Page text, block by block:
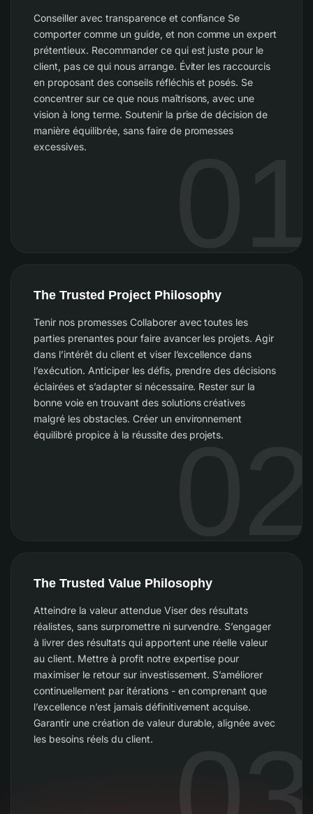
Conseiller avec transparence et confiance Se
comporter comme un guide, et non comme un expert
prétentieux. Recommander ce qui est juste pour le
client, pas ce qui nous arrange. Éviter les raccourcis
en proposant des conseils réfléchis et posés. Se
concentrer sur ce que nous maîtrisons, avec une
vision à long terme. Soutenir la prise de décision de
manière équilibrée, sans faire de promesses
excessives.
01
The Trusted Project Philosophy
Tenir nos promesses Collaborer avec toutes les
parties prenantes pour faire avancer les projets. Agir
dans l’intérêt du client et viser l’excellence dans
l’exécution. Anticiper les défis, prendre des décisions
éclairées et s’adapter si nécessaire. Rester sur la
bonne voie en trouvant des solutions créatives
malgré les obstacles. Créer un environnement
équilibré propice à la réussite des projets.
02
The Trusted Value Philosophy
Atteindre la valeur attendue Viser des résultats
réalistes, sans surpromettre ni survendre. S’engager
à livrer des résultats qui apportent une réelle valeur
au client. Mettre à profit notre expertise pour
maximiser le retour sur investissement. S’améliorer
continuellement par itérations - en comprenant que
l’excellence n’est jamais définitivement acquise.
Garantir une création de valeur durable, alignée avec
les besoins réels du client.